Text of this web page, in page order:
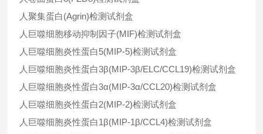
人聚集蛋白(Agrin)检测试剂盒
人巨噬细胞移动抑制因子(MIF)检测试剂盒
人巨噬细胞炎性蛋白5(MIP-5)检测试剂盒
人巨噬细胞炎性蛋白3β(MIP-3β/ELC/CCL19)检测试剂盒
人巨噬细胞炎性蛋白3α(MIP-3α/CCL20)检测试剂盒
人巨噬细胞炎性蛋白2(MIP-2)检测试剂盒
人巨噬细胞炎性蛋白1β(MIP-1β/CCL4)检测试剂盒